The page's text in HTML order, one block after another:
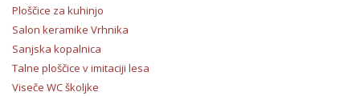
Ploščice za kuhinjo
Salon keramike Vrhnika
Sanjska kopalnica
Talne ploščice v imitaciji lesa
Viseče WC školjke